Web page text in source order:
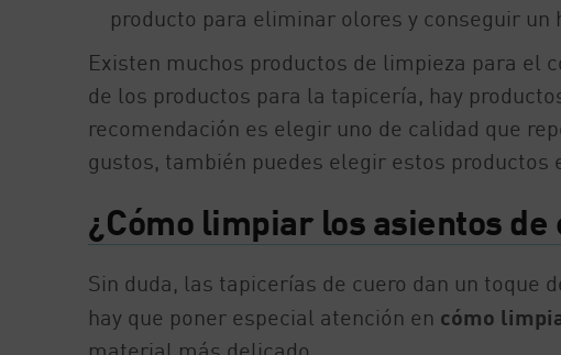
producto para eliminar olores y conseguir
Existen muchos productos de limpieza para el
de los productos para la tapicería, hay
recomendación es elegir uno de calidad que
gustos, también puedes elegir estos productos
¿Cómo limpiar los asientos de
Sin duda, las tapicerías de cuero dan un toque
hay que poner especial atención en cómo